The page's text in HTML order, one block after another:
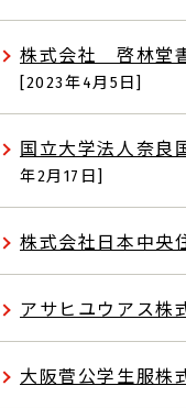
株式会社 啓林堂
[2023年4月5日]
国立大学法人奈
年2月17日]
株式会社日本中央
アサヒユウアス株
大阪菅公学生服株